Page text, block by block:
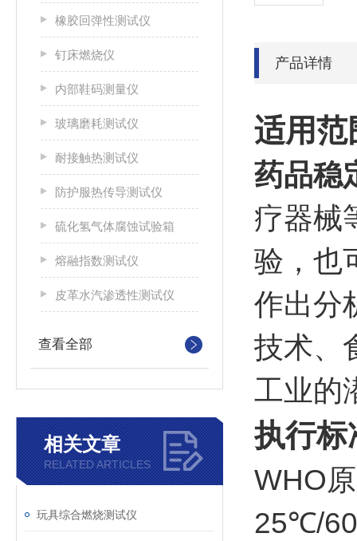
橡胶回弹性测试仪
钉床燃烧仪
内部鞋码测量仪
玻璃磨耗测试仪
耐接触热测试仪
防护服热传导测试仪
硫化氢气体腐蚀试验箱
熔融指数测试仪
皮革水汽渗透性测试仪
查看全部
相关文章
RELATED ARTICLES
玩具综合燃烧测试仪
产品详情
适用范
药品稳
疗器械
验，也
作出分
技术、
工业的
执行标
WHO
25℃/